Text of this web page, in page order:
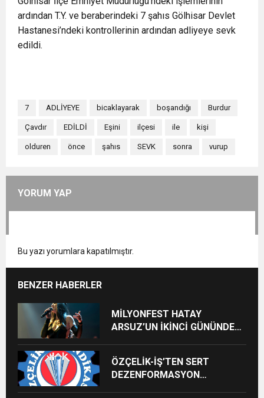
ardından T.Y. ve beraberindeki 7 şahıs Gölhisar Devlet
Hastanesi’ndeki kontrollerinin ardından adliyeye sevk
edildi.
7 ADLİYEYE bicaklayarak boşandığı Burdur
Çavdır EDİLDİ Eşini ilçesi ile kişi
olduren önce şahıs SEVK sonra vurup
YORUM YAP
Bu yazı yorumlara kapatılmıştır.
BENZER HABERLER
MİLYONFEST HATAY
ARSUZ’UN İKİNCİ GÜNÜNDE
ÖZÇELİK-İŞ’TEN SERT
DEZENFORMASYON